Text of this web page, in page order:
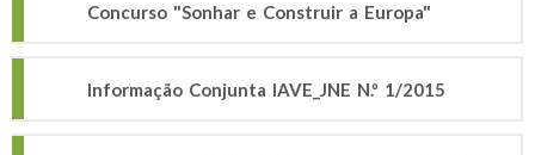
Concurso "Sonhar e Construir a Europa"
Informação Conjunta IAVE_JNE N.º 1/2015